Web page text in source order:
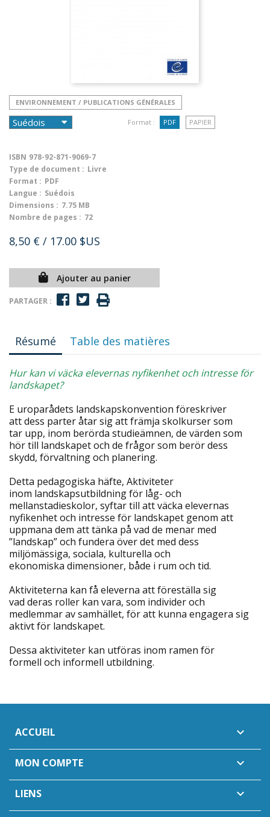
ENVIRONNEMENT / PUBLICATIONS GÉNÉRALES
Format : PDF PAPIER
ISBN 978-92-871-9069-7
Type de document : Livre
Format : PDF
Langue : Suédois
Dimensions : 7.75 MB
Nombre de pages : 72
8,50 € / 17.00 $US
Ajouter au panier
PARTAGER :
Résumé Table des matières
Hur kan vi väcka elevernas nyfikenhet och intresse för
landskapet?
E uroparådets landskapskonvention föreskriver
att dess parter åtar sig att främja skolkurser som
tar upp, inom berörda studieämnen, de värden som
hör till landskapet och de frågor som berör dess
skydd, förvaltning och planering.
Detta pedagogiska häfte, Aktiviteter
inom landskapsutbildning för låg- och
mellanstadieskolor, syftar till att väcka elevernas
nyfikenhet och intresse för landskapet genom att
uppmana dem att tänka på vad de menar med
”landskap” och fundera över det med dess
miljömässiga, sociala, kulturella och
ekonomiska dimensioner, både i rum och tid.
Aktiviteterna kan få eleverna att föreställa sig
vad deras roller kan vara, som individer och
medlemmar av samhället, för att kunna engagera sig
aktivt för landskapet.
Dessa aktiviteter kan utföras inom ramen för
formell och informell utbildning.
ACCUEIL 
MON COMPTE 
LIENS 